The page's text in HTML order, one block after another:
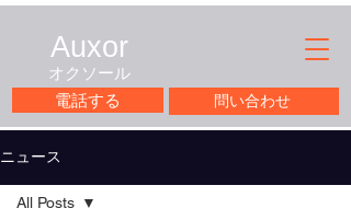
Auxor
​オクソール
電話する
問い合わせ
ニュース
All Posts